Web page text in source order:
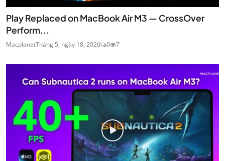
Play Replaced on MacBook Air M3 — CrossOver
Perform...
MacplanetTháng 5, ngày 18, 2026 0 7